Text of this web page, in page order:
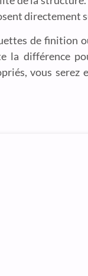
directement
de finition
la différence
vous serez